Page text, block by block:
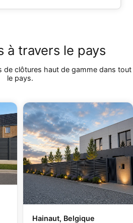
à travers le pays
de clôtures haut de gamme dans tout
le pays.
Hainaut, Belgique